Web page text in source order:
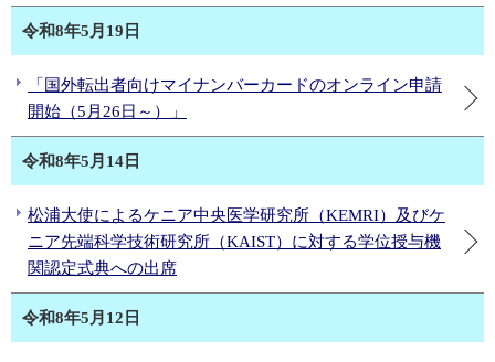
令和8年5月19日
「国外転出者向けマイナンバーカードのオンライン申請
開始（5月26日～）」
令和8年5月14日
松浦大使によるケニア中央医学研究所（KEMRI）及びケ
ニア先端科学技術研究所（KAIST）に対する学位授与機
関認定式典への出席
令和8年5月12日